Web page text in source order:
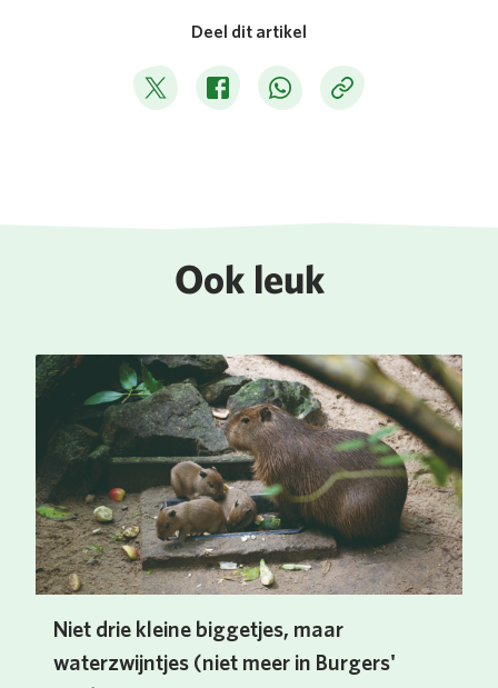
Deel dit artikel
Deel op TwitterDeel op Facebook
Deel op WhatsApp
Kopieer link
Ook leuk
Niet drie kleine biggetjes, maar
waterzwijntjes (niet meer in Burgers'